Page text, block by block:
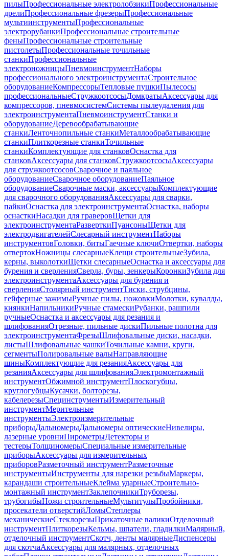
пилыПрофессиональные электролобзикиПрофессиональные
дрелиПрофессиональные фрезерыПрофессиональные
мультиинструментыПрофессиональные
электрорубанкиПрофессиональные строительные
феныПрофессиональные строительные
пистолетыПрофессиональные точильные
станкиПрофессиональные
электроножницыПневмоинструментНаборы
профессионального электроинструментаСтроительное
оборудованиеКомпрессорыТепловые пушкиПылесосы
профессиональныеСтружкоотсосыДомкратыАксессуары для
компрессоров, пневмосистемСистемы пылеудаления для
электроинструментаПневмоинструментСтанки и
оборудованиеДеревообрабатывающие
станкиЛенточнопильные станкиМеталлообрабатывающие
станкиПлиткорезные станкиТочильные
станкиКомплектующие для станковОснастка для
станковАксессуары для станковСтружкоотсосыАксессуары
для стружкоотсосовСварочное и паяльное
оборудованиеСварочное оборудованиеПаяльное
оборудованиеСварочные маски, аксессуарыКомплектующие
для сварочного оборудованияАксессуары для сварки,
пайкиОснастка для электроинструментаОснастка, наборы
оснасткиНасадки для граверовЩетки для
электроинструментаРазверткиПуансоныЩетки для
электродвигателейСлесарный инструментНаборы
инструментовГоловки, битыГаечные ключиОтвертки, наборы
отвертокНожницы слесарныеКлещи строительныеЗубила,
керны, выколоткиЩетки слесарныеОснастка и аксессуары для
бурения и сверленияСверла, буры, зенкерыКоронкиЗубила для
электроинструментаАксессуары для бурения и
сверленияСтолярный инструментТиски, струбцины,
гейферные зажимыРучные пилы, ножовкиМолотки, кувалды,
киянкиНапильникиРучные стамескиРубанки, рашпили
ручныеОснастка и аксессуары для резания и
шлифованияОтрезные, пильные дискиПильные полотна для
электроинструментаФрезыШлифовальные диски, насадки,
листыШлифовальные чашкиТочильные камни, круги,
сегментыПолировальные валыНаправляющие
шиныКомплектующие для резанияАксессуары для
резанияАксессуары для шлифованияЭлектромонтажный
инструментОбжимной инструментПлоскогубцы,
круглогубцыКусачки, болторезы,
кабелерезыСпецинструментыИзмерительный
инструментМерительные
инструментыЭлектроизмерительные
приборыДальномерыДальномеры оптическиеНивелиры,
лазерные уровниПирометрыДетекторы и
тестерыТолщиномерыСпециальные измерительные
приборыАксессуары для измерительных
приборовРазметочный инструментРазметочные
инструментыИнструменты для нарезки резьбыМаркеры,
карандаши строительныеКлейма ударныеСтроительно-
монтажный инструментЗаклепочникиТруборезы,
трубогибыНожи строительныеМультитулыПробойники,
просекатели отверстийЛомыСтеплеры
механическиеСтеклорезыПрикаточные валикиОтделочный
инструментПлиткорезыКельмы, шпатели, гладилкиМалярный,
отделочный инструментСкотч, ленты малярныеДиспенсеры
для скотчаАксессуары для малярных, отделочных